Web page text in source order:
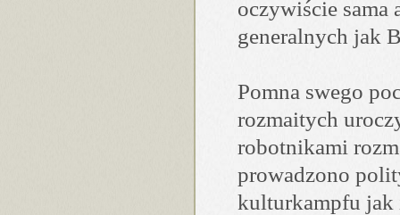
oczywiście sama
generalnych jak
Pomna swego
rozmaitych
robotnikami
prowadzono
kulturkampfu jak